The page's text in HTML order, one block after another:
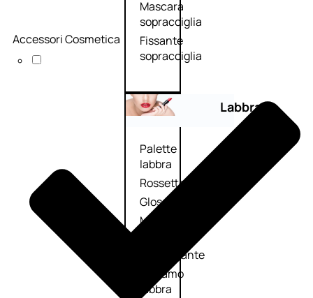
Mascara
sopracciglia
Fissante
sopracciglia
Labbra
Palette
labbra
Rossetto
Gloss
Matita
Rimpolpante
Balsamo
labbra
Accessori Cosmetica